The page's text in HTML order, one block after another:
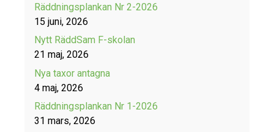
Räddningsplankan Nr 2-2026
15 juni, 2026
Nytt RäddSam F-skolan
21 maj, 2026
Nya taxor antagna
4 maj, 2026
Räddningsplankan Nr 1-2026
31 mars, 2026